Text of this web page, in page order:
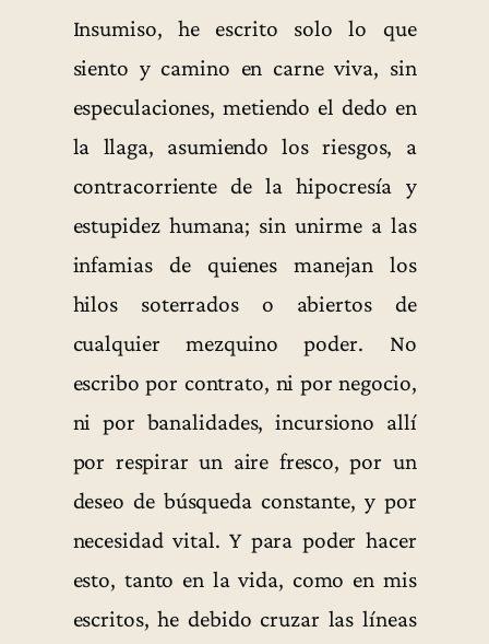
Insumiso, he escrito solo lo que
siento y camino en carne viva, sin
especulaciones, metiendo el dedo en
la llaga, asumiendo los riesgos, a
contracorriente de la hipocresía y
estupidez humana; sin unirme a las
infamias de quienes manejan los
hilos soterrados o abiertos de
cualquier mezquino poder. No
escribo por contrato, ni por negocio,
ni por banalidades, incursiono allí
por respirar un aire fresco, por un
deseo de búsqueda constante, y por
necesidad vital. Y para poder hacer
esto, tanto en la vida, como en mis
escritos, he debido cruzar las líneas